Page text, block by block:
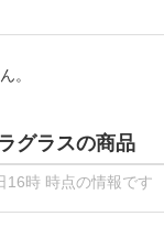
。
グラスの商品
時 時点の情報です